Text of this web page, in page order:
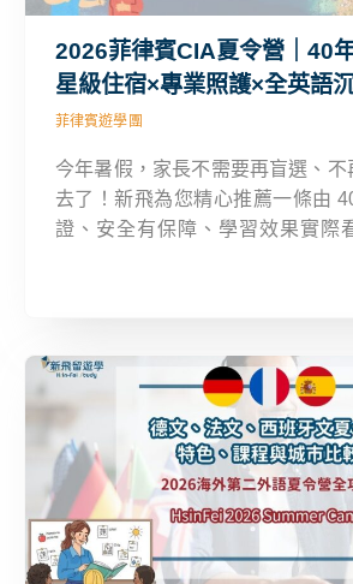
2026菲律賓CIA夏令營｜40
星級住宿×專業照護×全英語
菲律賓遊學團
今年暑假，家長不需要再盲選、
去了！新飛為您精心推薦一條由
證、安全有保障、學習效果實際